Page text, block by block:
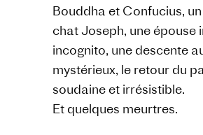
Bouddha et Confucius,
chat Joseph, une épouse
incognito, une descente
mystérieux, le retour du
soudaine et irrésistible.
Et quelques meurtres.